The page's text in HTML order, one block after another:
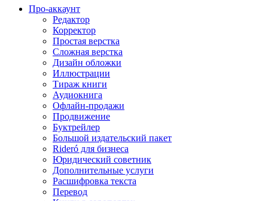
Про-аккаунт
Редактор
Корректор
Простая верстка
Сложная верстка
Дизайн обложки
Иллюстрации
Тираж книги
Аудиокнига
Офлайн-продажи
Продвижение
Буктрейлер
Большой издательский пакет
Rideró для бизнеса
Юридический советник
Дополнительные услуги
Расшифровка текста
Перевод